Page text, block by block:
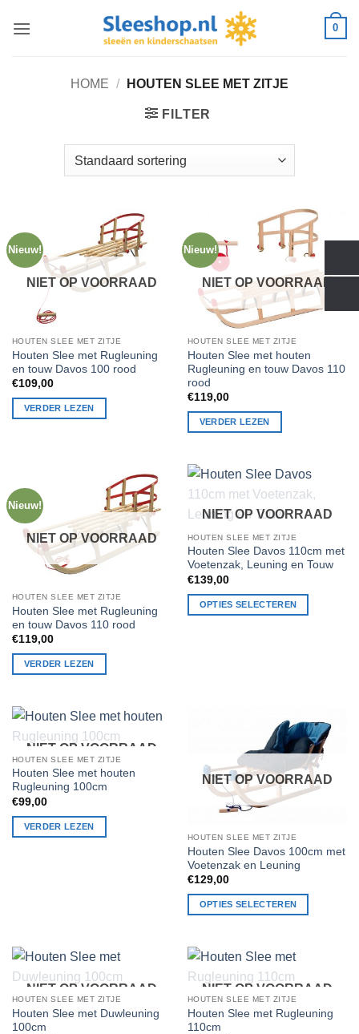
naar
0
HOME / HOUTEN SLEE MET ZITJE
FILTER
Nieuw!
NIET OP VOORRAAD
HOUTEN SLEE MET ZITJE
Houten Slee met Rugleuning
en touw Davos 100 rood
€109,00
VERDER LEZEN
Nieuw!
NIET OP VOORRAAD
HOUTEN SLEE MET ZITJE
Houten Slee met houten
Rugleuning en touw Davos 110
rood
€119,00
VERDER LEZEN
Nieuw!
NIET OP VOORRAAD
HOUTEN SLEE MET ZITJE
Houten Slee met Rugleuning
en touw Davos 110 rood
€119,00
VERDER LEZEN
NIET OP VOORRAAD
HOUTEN SLEE MET ZITJE
Houten Slee Davos 110cm met
Voetenzak, Leuning en Touw
€139,00
OPTIES SELECTEREN
worden
NIET OP VOORRAAD
HOUTEN SLEE MET ZITJE
Houten Slee met houten
Rugleuning 100cm
€99,00
VERDER LEZEN
NIET OP VOORRAAD
HOUTEN SLEE MET ZITJE
Houten Slee Davos 100cm met
Voetenzak en Leuning
€129,00
OPTIES SELECTEREN
heeft
meerdere
variaties.
Deze
optie
NIET OP VOORRAAD
HOUTEN SLEE MET ZITJE
Houten Slee met Duwleuning
100cm
NIET OP VOORRAAD
HOUTEN SLEE MET ZITJE
Houten Slee met Rugleuning
110cm